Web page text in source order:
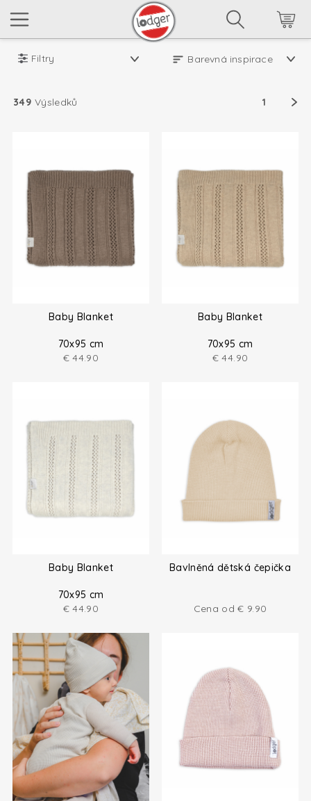
Filtry
349 Výsledků 1
Baby Blanket
70x95 cm
€ 44.90
Baby Blanket
70x95 cm
€ 44.90
Baby Blanket
70x95 cm
€ 44.90
Bavlněná dětská čepička
Cena od€ 9.90